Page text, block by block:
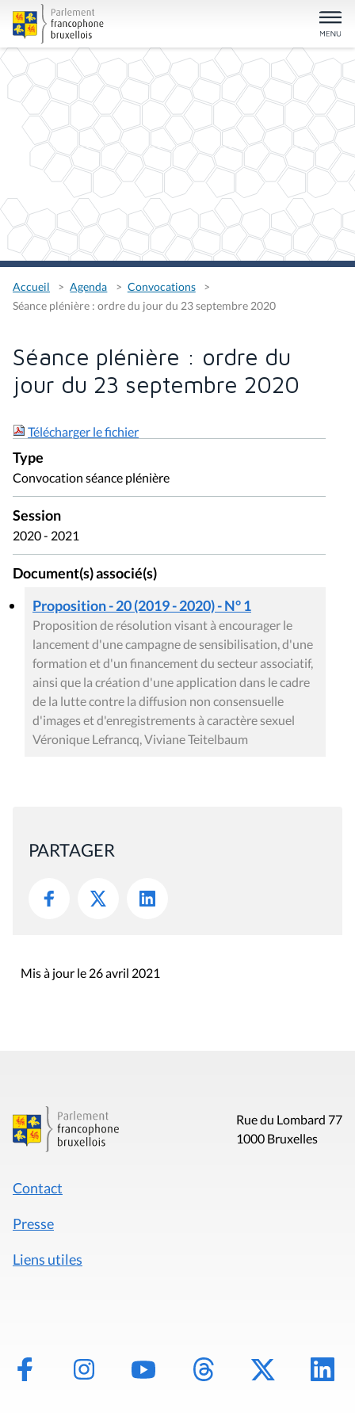
Accueil Agenda
Convocations
Séance plénière : ordre du jour du 23 septembre 2020
Séance plénière : ordre du
jour du 23 septembre 2020
Télécharger le fichier
Type
Convocation séance plénière
Session
2020 - 2021
Document(s) associé(s)
Proposition - 20 (2019 - 2020) - N° 1
Proposition de résolution visant à encourager le
lancement d'une campagne de sensibilisation, d'une
formation et d'un financement du secteur associatif,
ainsi que la création d'une application dans le cadre
de la lutte contre la diffusion non consensuelle
d'images et d'enregistrements à caractère sexuel
Véronique Lefrancq, Viviane Teitelbaum
PARTAGER
Mis à jour le 26 avril 2021
Rue du Lombard 77
1000 Bruxelles
Contact
Presse
Liens utiles